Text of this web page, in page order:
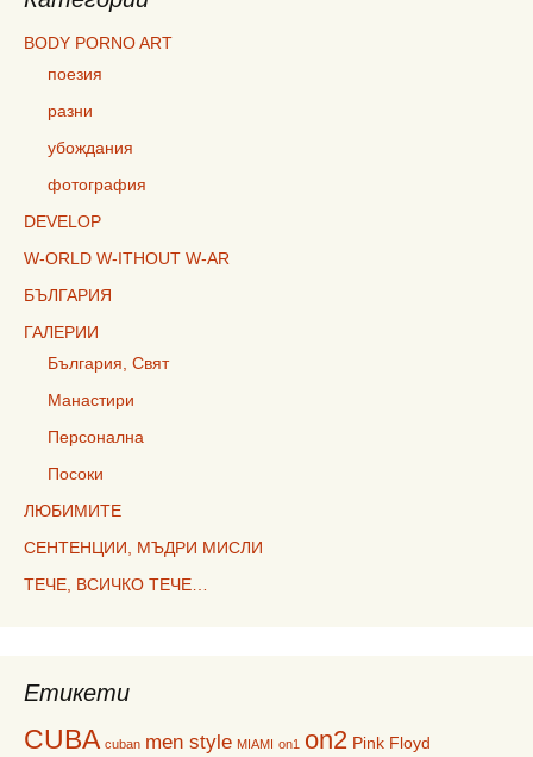
BODY PORNO ART
поезия
разни
убождания
фотография
DEVELOP
W-ORLD W-ITHOUT W-AR
БЪЛГАРИЯ
ГАЛЕРИИ
България, Свят
Манастири
Персонална
Посоки
ЛЮБИМИТЕ
СЕНТЕНЦИИ, МЪДРИ МИСЛИ
ТЕЧЕ, ВСИЧКО ТЕЧЕ…
Етикети
CUBA cuban men style MIAMI on1 on2 Pink Floyd